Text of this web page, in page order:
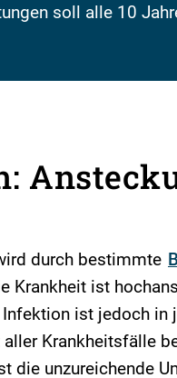
soll alle 10
durch bestimmte
Krankheit ist
ist jedoch in
Krankheitsfälle
die unzureichende